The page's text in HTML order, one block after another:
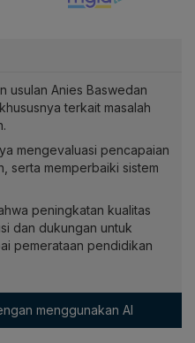
usulan Anies Baswedan
terkait masalah
mengevaluasi pencapaian
serta memperbaiki sistem
peningkatan kualitas
dan dukungan untuk
pemerataan pendidikan
menggunakan AI